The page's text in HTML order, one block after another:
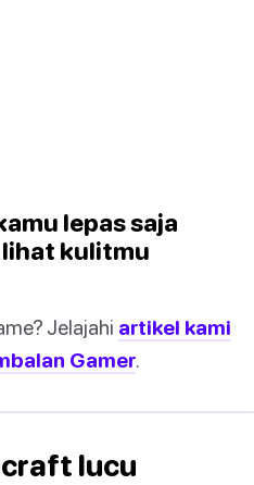
lepas saja
kulitmu
Jelajahi artikel kami
Gamer.
lucu